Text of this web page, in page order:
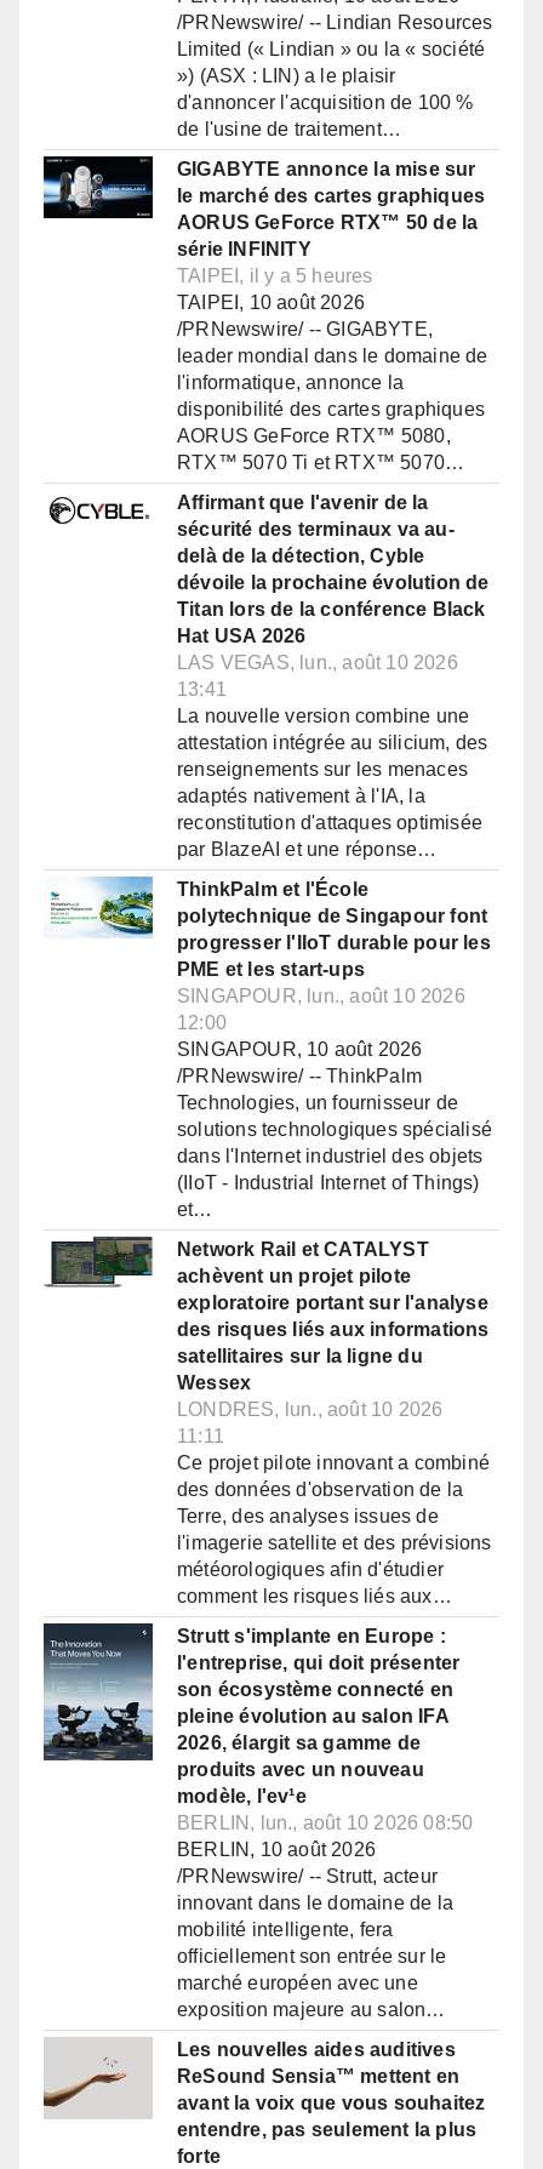
/PRNewswire/ -- Lindian Resources
Limited (« Lindian » ou la « société
») (ASX : LIN) a le plaisir
d'annoncer l'acquisition de 100 %
de l'usine de traitement…
GIGABYTE annonce la mise sur
le marché des cartes graphiques
AORUS GeForce RTX™ 50 de la
série INFINITY
TAIPEI, il y a 5 heures
TAIPEI, 10 août 2026
/PRNewswire/ -- GIGABYTE,
leader mondial dans le domaine de
l'informatique, annonce la
disponibilité des cartes graphiques
AORUS GeForce RTX™ 5080,
RTX™ 5070 Ti et RTX™ 5070…
Affirmant que l'avenir de la
sécurité des terminaux va au-
delà de la détection, Cyble
dévoile la prochaine évolution de
Titan lors de la conférence Black
Hat USA 2026
LAS VEGAS, lun., août 10 2026
13:41
La nouvelle version combine une
attestation intégrée au silicium, des
renseignements sur les menaces
adaptés nativement à l'IA, la
reconstitution d'attaques optimisée
par BlazeAI et une réponse…
ThinkPalm et l'École
polytechnique de Singapour font
progresser l'IIoT durable pour les
PME et les start-ups
SINGAPOUR, lun., août 10 2026
12:00
SINGAPOUR, 10 août 2026
/PRNewswire/ -- ThinkPalm
Technologies, un fournisseur de
solutions technologiques spécialisé
dans l'Internet industriel des objets
(IIoT - Industrial Internet of Things)
et…
Network Rail et CATALYST
achèvent un projet pilote
exploratoire portant sur l'analyse
des risques liés aux informations
satellitaires sur la ligne du
Wessex
LONDRES, lun., août 10 2026
11:11
Ce projet pilote innovant a combiné
des données d'observation de la
Terre, des analyses issues de
l'imagerie satellite et des prévisions
météorologiques afin d'étudier
comment les risques liés aux…
Strutt s'implante en Europe :
l'entreprise, qui doit présenter
son écosystème connecté en
pleine évolution au salon IFA
2026, élargit sa gamme de
produits avec un nouveau
modèle, l'ev¹e
BERLIN, lun., août 10 2026 08:50
BERLIN, 10 août 2026
/PRNewswire/ -- Strutt, acteur
innovant dans le domaine de la
mobilité intelligente, fera
officiellement son entrée sur le
marché européen avec une
exposition majeure au salon…
Les nouvelles aides auditives
ReSound Sensia™ mettent en
avant la voix que vous souhaitez
entendre, pas seulement la plus
forte